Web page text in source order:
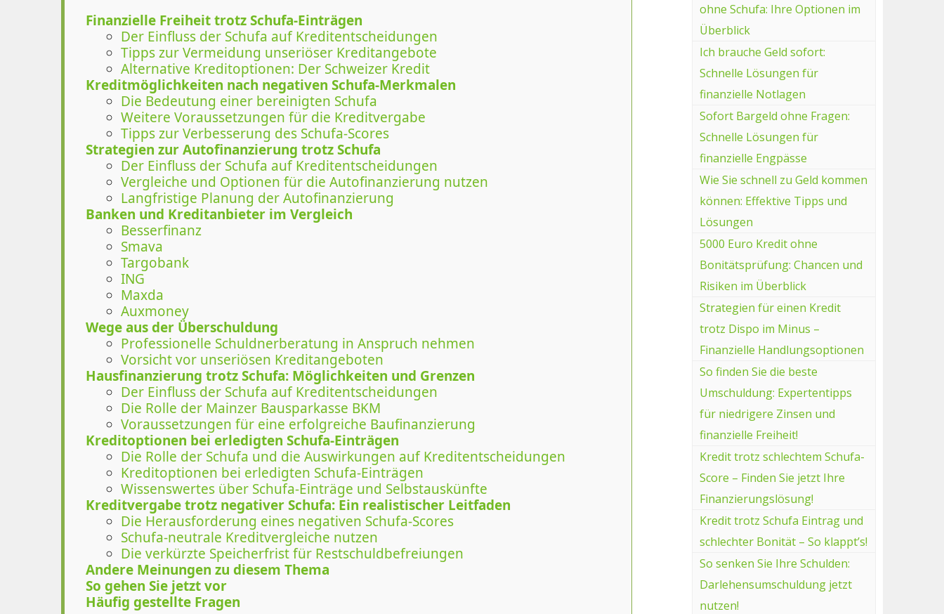
Finanzielle Freiheit trotz Schufa-Einträgen
Der Einfluss der Schufa auf Kreditentscheidungen
Tipps zur Vermeidung unseriöser Kreditangebote
Alternative Kreditoptionen: Der Schweizer Kredit
Kreditmöglichkeiten nach negativen Schufa-Merkmalen
Die Bedeutung einer bereinigten Schufa
Weitere Voraussetzungen für die Kreditvergabe
Tipps zur Verbesserung des Schufa-Scores
Strategien zur Autofinanzierung trotz Schufa
Der Einfluss der Schufa auf Kreditentscheidungen
Vergleiche und Optionen für die Autofinanzierung nutzen
Langfristige Planung der Autofinanzierung
Banken und Kreditanbieter im Vergleich
Besserfinanz
Smava
Targobank
ING
Maxda
Auxmoney
Wege aus der Überschuldung
Professionelle Schuldnerberatung in Anspruch nehmen
Vorsicht vor unseriösen Kreditangeboten
Hausfinanzierung trotz Schufa: Möglichkeiten und Grenzen
Der Einfluss der Schufa auf Kreditentscheidungen
Die Rolle der Mainzer Bausparkasse BKM
Voraussetzungen für eine erfolgreiche Baufinanzierung
Kreditoptionen bei erledigten Schufa-Einträgen
Die Rolle der Schufa und die Auswirkungen auf Kreditentscheidungen
Kreditoptionen bei erledigten Schufa-Einträgen
Wissenswertes über Schufa-Einträge und Selbstauskünfte
Kreditvergabe trotz negativer Schufa: Ein realistischer Leitfaden
Die Herausforderung eines negativen Schufa-Scores
Schufa-neutrale Kreditvergleiche nutzen
Die verkürzte Speicherfrist für Restschuldbefreiungen
Andere Meinungen zu diesem Thema
So gehen Sie jetzt vor
Häufig gestellte Fragen
ohne Schufa: Ihre Optionen im
Überblick
Ich brauche Geld sofort:
Schnelle Lösungen für
finanzielle Notlagen
Sofort Bargeld ohne Fragen:
Schnelle Lösungen für
finanzielle Engpässe
Wie Sie schnell zu Geld kommen
können: Effektive Tipps und
Lösungen
5000 Euro Kredit ohne
Bonitätsprüfung: Chancen und
Risiken im Überblick
Strategien für einen Kredit
trotz Dispo im Minus –
Finanzielle Handlungsoptionen
So finden Sie die beste
Umschuldung: Expertentipps
für niedrigere Zinsen und
finanzielle Freiheit!
Kredit trotz schlechtem Schufa-
Score – Finden Sie jetzt Ihre
Finanzierungslösung!
Kredit trotz Schufa Eintrag und
schlechter Bonität – So klappt’s!
So senken Sie Ihre Schulden:
Darlehensumschuldung jetzt
nutzen!